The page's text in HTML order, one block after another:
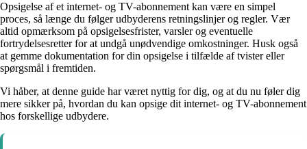
Opsigelse af et internet- og TV-abonnement kan være en simpel
proces, så længe du følger udbyderens retningslinjer og regler. Vær
altid opmærksom på opsigelsesfrister, varsler og eventuelle
fortrydelsesretter for at undgå unødvendige omkostninger. Husk også
at gemme dokumentation for din opsigelse i tilfælde af tvister eller
spørgsmål i fremtiden.
Vi håber, at denne guide har været nyttig for dig, og at du nu føler dig
mere sikker på, hvordan du kan opsige dit internet- og TV-abonnement
hos forskellige udbydere.